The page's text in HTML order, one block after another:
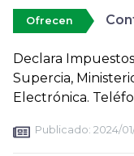
Ofrecen
Declara
Supercia,
Electrónica.
Publicado: 2024/